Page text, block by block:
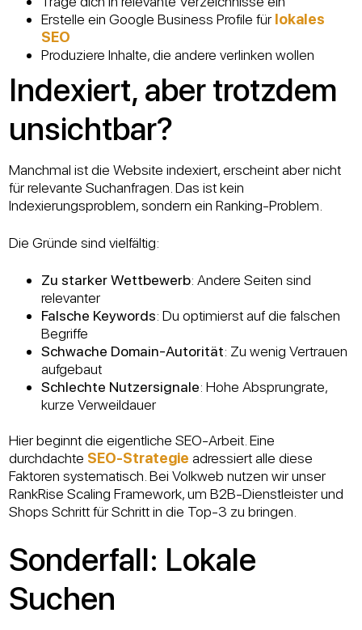
Erstelle ein Google Business Profile für lokales
SEO
Produziere Inhalte, die andere verlinken wollen
Indexiert, aber trotzdem
unsichtbar?
Manchmal ist die Website indexiert, erscheint aber nicht
für relevante Suchanfragen. Das ist kein
Indexierungsproblem, sondern ein Ranking-Problem.
Die Gründe sind vielfältig:
Zu starker Wettbewerb: Andere Seiten sind
relevanter
Falsche Keywords: Du optimierst auf die falschen
Begriffe
Schwache Domain-Autorität: Zu wenig Vertrauen
aufgebaut
Schlechte Nutzersignale: Hohe Absprungrate,
kurze Verweildauer
Hier beginnt die eigentliche SEO-Arbeit. Eine
durchdachte SEO-Strategie adressiert alle diese
Faktoren systematisch. Bei Volkweb nutzen wir unser
RankRise Scaling Framework, um B2B-Dienstleister und
Shops Schritt für Schritt in die Top-3 zu bringen.
Sonderfall: Lokale
Suchen